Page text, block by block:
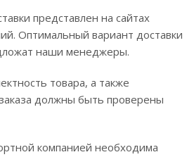
представлен на сайтах
Оптимальный вариант доставки
наши менеджеры.
товара, а также
должны быть проверены
компанией необходима